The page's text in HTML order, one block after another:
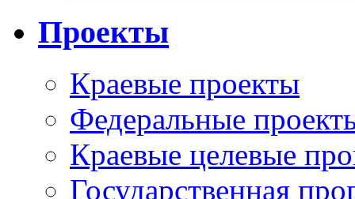
Проекты
Краевые проекты
Федеральные
Краевые целевые
Государственная